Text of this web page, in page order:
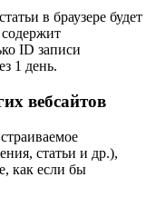
в браузере будет
ID записи
1 день.
вебсайтов
статьи и др.),
как если бы